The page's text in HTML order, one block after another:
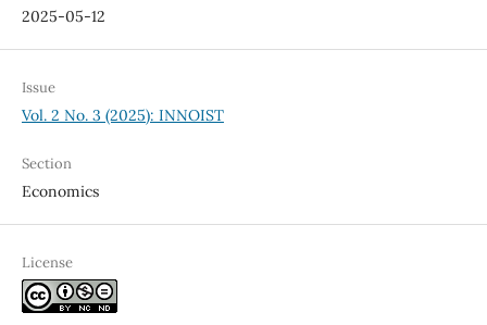
2025-05-12
Issue
Vol. 2 No. 3 (2025): INNOIST
Section
Economics
License